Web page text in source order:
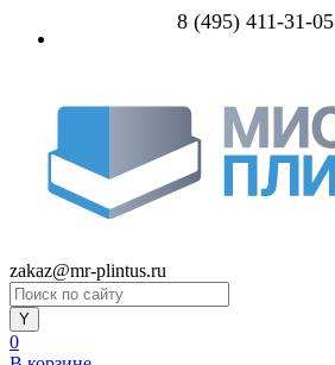
8 (495) 411-31-05
zakaz@mr-plintus.ru
0